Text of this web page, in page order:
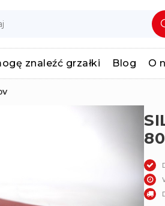
znaleźć grzałki Blog O